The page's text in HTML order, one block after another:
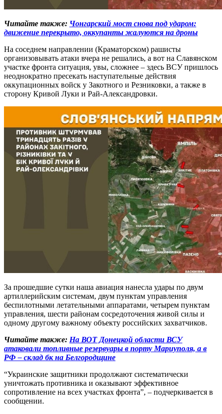
Читайте также: Чонгарский мост снова под ударом:
движение перекрыто, оккупанты жалуются на дроны
На соседнем направлении (Краматорском) рашисты
организовывать атаки вчера не решались, а вот на Славянском
участке фронта ситуация, увы, сложнее – здесь ВСУ пришлось
неоднократно пресекать наступательные действия
оккупационных войск у Закотного и Резниковки, а также в
сторону Кривой Луки и Рай-Александровки.
За прошедшие сутки наша авиация нанесла удары по двум
артиллерийским системам, двум пунктам управления
беспилотными летательными аппаратами, четырем пунктам
управления, шести районам сосредоточения живой силы и
одному другому важному объекту российских захватчиков.
Читайте также: На ВОТ Донецкой области ВСУ
атаковали топливные резервуары в порту Мариуполя, а в
РФ – склад бк на Белгородщине
“Украинские защитники продолжают систематически
уничтожать противника и оказывают эффективное
сопротивление на всех участках фронта”, – подчеркивается в
сообщении.